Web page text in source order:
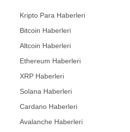
Kripto Para Haberleri
Bitcoin Haberleri
Altcoin Haberleri
Ethereum Haberleri
XRP Haberleri
Solana Haberleri
Cardano Haberleri
Avalanche Haberleri